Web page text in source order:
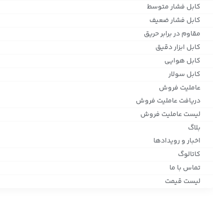
کابل فشار متوسط
کابل فشار ضعیف
مقاوم در برابر حریق
کابل ابزار دقیق
کابل هوایی
کابل سولار
عاملیت فروش
دریافت عاملیت فروش
لیست عاملیت فروش
بلاگ
اخبار و رویدادها
کاتالوگ
تماس با ما
لیست قیمت